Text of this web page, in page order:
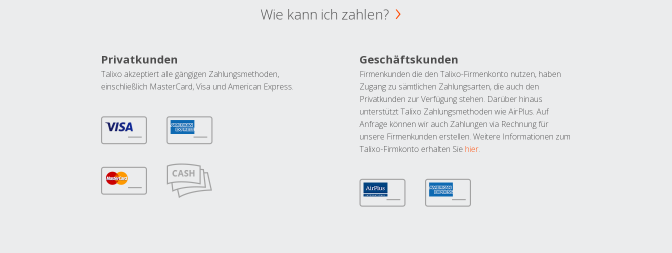
Wie kann ich zahlen?
Privatkunden
Talixo akzeptiert alle gängigen Zahlungsmethoden,
einschließlich MasterCard, Visa und American Express.
Geschäftskunden
Firmenkunden die den Talixo-Firmenkonto nutzen, haben
Zugang zu sämtlichen Zahlungsarten, die auch den
Privatkunden zur Verfügung stehen. Darüber hinaus
unterstützt Talixo Zahlungsmethoden wie AirPlus. Auf
Anfrage können wir auch Zahlungen via Rechnung für
unsere Firmenkunden erstellen. Weitere Informationen zum
Talixo-Firmkonto erhalten Sie hier.